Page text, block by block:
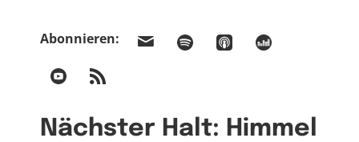
Abonnieren:
Nächster Halt: Himmel